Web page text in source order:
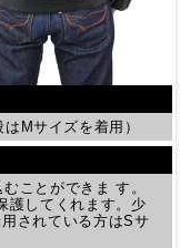
Mサイズを着用）
ことができま す。
護してくれます。少
されている方はSサ